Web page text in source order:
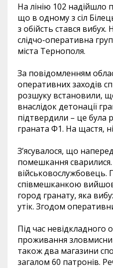
На лінію 102 надійшло
що в одному з сіл
з обійсть стався вибух.
слідчо-оперативна
міста Тернополя.
За повідомленням
оперативних заходів
розшуку встановили,
внаслідок детонації
підтвердили – це була
граната Ф1. На щастя,
З’ясувалося, що
помешкання
військовослужбовець.
співмешканкою
город гранату, яка
утік. Згодом
Під час невідкладного
проживання
також два магазини
загалом 60 патронів.